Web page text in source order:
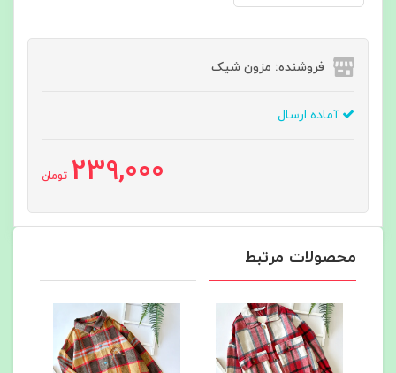
فروشنده: مزون شیک
آماده ارسال
239,000 تومان
محصولات مرتبط